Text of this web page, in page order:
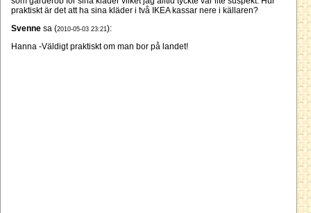
praktiskt är det att ha sina kläder i två IKEA kassar nere i källaren?
Svenne sa (2010-05-03 23:21):
Hanna -Väldigt praktiskt om man bor på landet!